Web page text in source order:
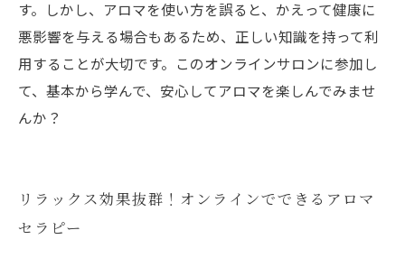
す。しかし、アロマを使い方を誤ると、かえって健康に
悪影響を与える場合もあるため、正しい知識を持って利
用することが大切です。このオンラインサロンに参加し
て、基本から学んで、安心してアロマを楽しんでみませ
んか？
リラックス効果抜群！オンラインでできるアロマ
セラピー